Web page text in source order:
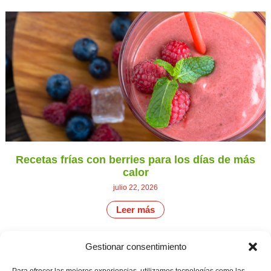
Gestionar consentimiento
Recetas frías con berries para los días de más
calor
julio 22, 2026
Leer más